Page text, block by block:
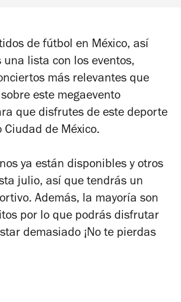
de fútbol en México, así
lista con los eventos,
más relevantes que
este megaevento
que disfrutes de este deporte
de México.
ya están disponibles y otros
julio, así que tendrás un
Además, la mayoría son
por lo que podrás disfrutar
demasiado ¡No te pierdas